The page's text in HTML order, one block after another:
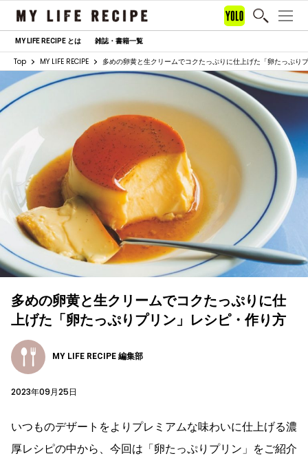
MY LIFE RECIPE とは 雑誌・書籍一覧
Top MY LIFE RECIPE 多めの卵黄と生クリームでコクたっぷりに仕上げた「卵たっぷり
多めの卵黄と生クリームでコクたっぷりに仕
上げた「卵たっぷりプリン」レシピ・作り方
MY LIFE RECIPE 編集部
2023年09月25日
いつものデザートをよりプレミアムな味わいに仕上げる濃
厚レシピの中から、今回は「卵たっぷりプリン」をご紹介